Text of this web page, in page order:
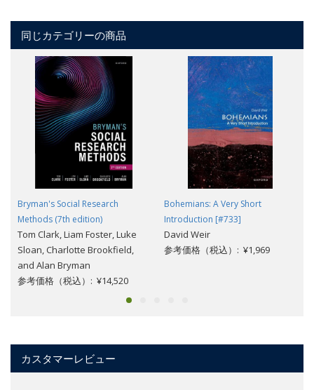
同じカテゴリーの商品
Bryman's Social Research
Methods (7th edition)
Tom Clark, Liam Foster, Luke
Sloan, Charlotte Brookfield,
and Alan Bryman
参考価格（税込）: ¥14,520
Bohemians: A Very Short
Introduction [#733]
David Weir
参考価格（税込）: ¥1,969
カスタマーレビュー